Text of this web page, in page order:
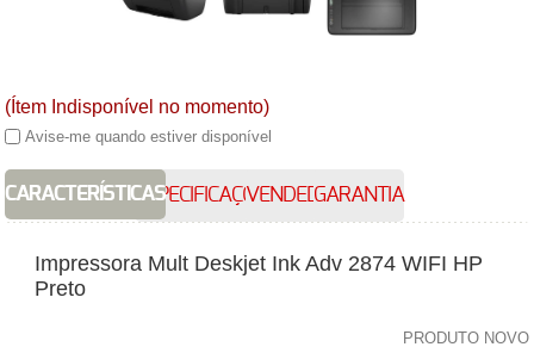
(Ítem Indisponível no momento)
Avise-me quando estiver disponível
CARACTERÍSTICASESPECIFICAÇÕESVENDEDORGARANTIA
Impressora Mult Deskjet Ink Adv 2874 WIFI HP
Preto
PRODUTO NOVO